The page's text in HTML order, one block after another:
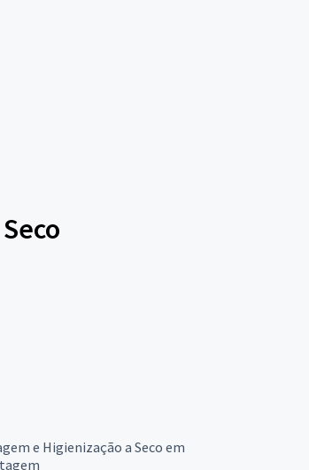
e Higienização a Seco em